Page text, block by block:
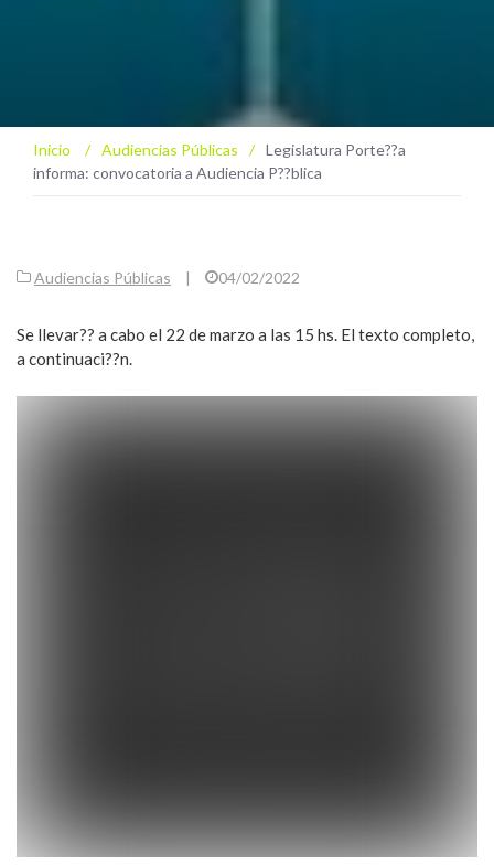
Inicio / Audiencias Públicas / Legislatura Porte??a
informa: convocatoria a Audiencia P??blica
Audiencias Públicas | 04/02/2022
Se llevar?? a cabo el 22 de marzo a las 15 hs. El texto completo,
a continuaci??n.